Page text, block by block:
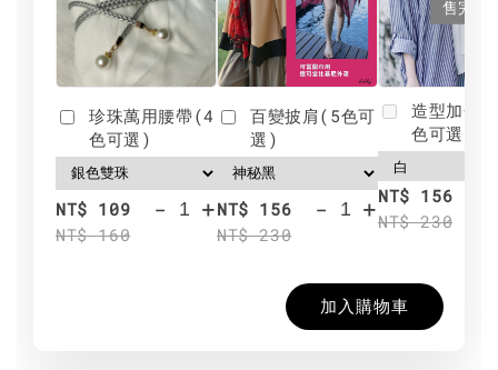
珍珠萬用腰帶(4
色可選)
NT$ 109
NT$ 160
- +
百變披肩(5色可
選)
NT$ 156
NT$ 230
- +
售完
造型加分
色可選)
NT$ 156
NT$ 230
加入購物車